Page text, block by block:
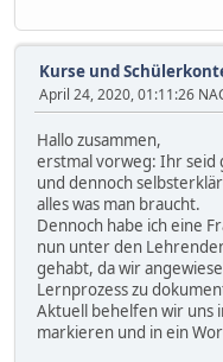
Kurse und
April 24, 2020, 01:11:26
Hallo zusammen,
erstmal vorweg: Ihr seid
und dennoch
alles was man braucht.
Dennoch habe ich eine
nun unter den
gehabt, da wir
Lernprozess zu
Aktuell behelfen wir uns
markieren und in ein